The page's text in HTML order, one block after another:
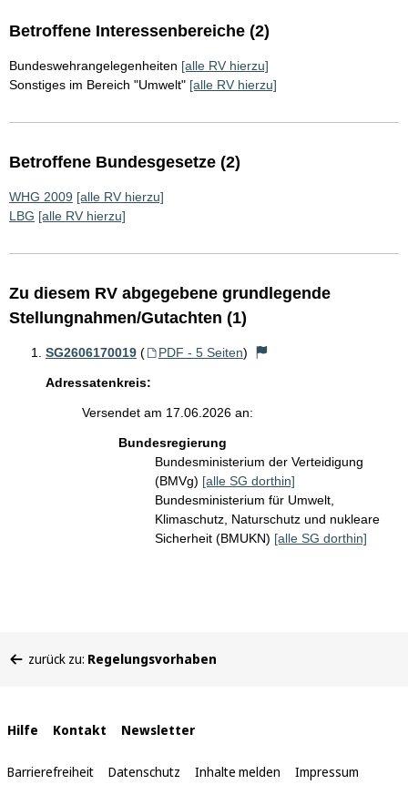
Betroffene Interessenbereiche (2)
Bundeswehrangelegenheiten [alle RV hierzu]
Sonstiges im Bereich "Umwelt" [alle RV hierzu]
Betroffene Bundesgesetze (2)
WHG 2009 [alle RV hierzu]
LBG [alle RV hierzu]
Zu diesem RV abgegebene grundlegende
Stellungnahmen/Gutachten (1)
SG2606170019 ( PDF - 5 Seiten)
Adressatenkreis:
Versendet am 17.06.2026 an:
Bundesregierung
Bundesministerium der Verteidigung
(BMVg) [alle SG dorthin]
Bundesministerium für Umwelt,
Klimaschutz, Naturschutz und nukleare
Sicherheit (BMUKN) [alle SG dorthin]
befinden
zurück zu: Regelungsvorhaben
Interne
Links
Hilfe Kontakt Newsletter
Barrierefreiheit Datenschutz Inhalte melden Impressum